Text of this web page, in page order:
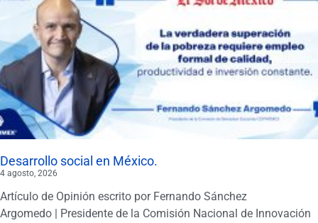
Desarrollo social en México.
4 agosto, 2026
Artículo de Opinión escrito por Fernando Sánchez
Argomedo | Presidente de la Comisión Nacional de Innovación